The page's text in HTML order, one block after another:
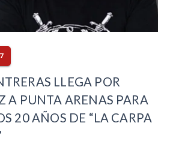
LLEGA POR
A PUNTA ARENAS PARA
20 AÑOS DE “LA CARPA